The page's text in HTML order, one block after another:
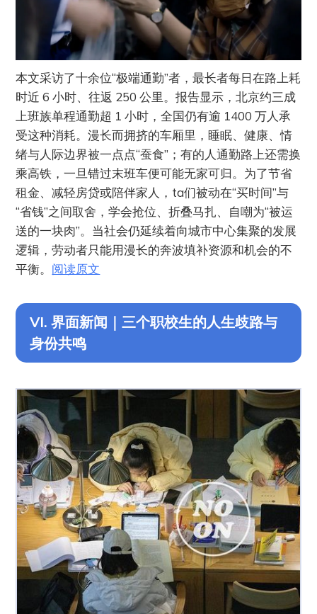
本文采访了十余位“极端通勤”者，最长者每日在路上耗
时近 6 小时、往返 250 公里。报告显示，北京约三成
上班族单程通勤超 1 小时，全国仍有逾 1400 万人承
受这种消耗。漫长而拥挤的车厢里，睡眠、健康、情
绪与人际边界被一点点“蚕食”；有的人通勤路上还需换
乘高铁，一旦错过末班车便可能无家可归。为了节省
租金、减轻房贷或陪伴家人，ta们被动在“买时间”与
“省钱”之间取舍，学会抢位、折叠马扎、自嘲为“被运
送的一块肉”。当社会仍延续着向城市中心集聚的发展
逻辑，劳动者只能用漫长的奔波填补资源和机会的不
平衡。 阅读原文
VI. 界面新闻｜三个职校生的人生歧路与
身份共鸣